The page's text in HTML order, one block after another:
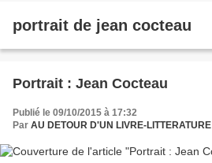
portrait de jean cocteau
Portrait : Jean Cocteau
Publié le 09/10/2015 à 17:32
Par AU DETOUR D'UN LIVRE-LITTERATURE